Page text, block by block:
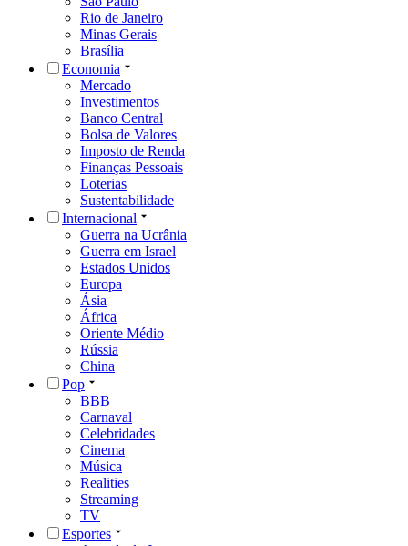
Rio de Janeiro
Minas Gerais
Brasília
Economia
Mercado
Investimentos
Banco Central
Bolsa de Valores
Imposto de Renda
Finanças Pessoais
Loterias
Sustentabilidade
Internacional
Guerra na Ucrânia
Guerra em Israel
Estados Unidos
Europa
Ásia
África
Oriente Médio
Rússia
China
Pop
BBB
Carnaval
Celebridades
Cinema
Música
Realities
Streaming
TV
Esportes